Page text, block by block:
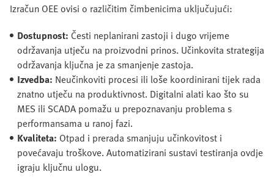
Izračun OEE ovisi o različitim čimbenicima uključujući:
Dostupnost: Česti neplanirani zastoji i dugo vrijeme
održavanja utječu na proizvodni prinos. Učinkovita strategija
održavanja ključna je za smanjenje zastoja.
Izvedba: Neučinkoviti procesi ili loše koordinirani tijek rada
znatno utječu na produktivnost. Digitalni alati kao što su
MES ili SCADA pomažu u prepoznavanju problema s
performansama u ranoj fazi.
Kvaliteta: Otpad i prerada smanjuju učinkovitost i
povećavaju troškove. Automatizirani sustavi testiranja ovdje
igraju ključnu ulogu.